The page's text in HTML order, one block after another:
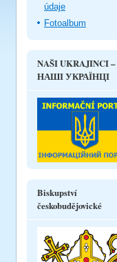
údaje
Fotoalbum
NAŠI UKRAJINCI –
НАШІ УКРАЇНЦІ
Biskupství
českobudějovické